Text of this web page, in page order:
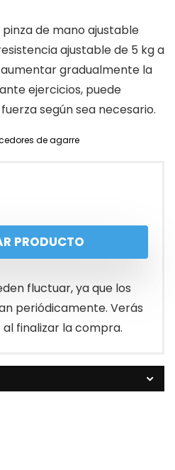
de mano ajustable
ajustable de 5 kg a
gradualmente la
ejercicios, puede
según sea necesario.
de agarre
PRODUCTO
fluctuar, ya que los
periódicamente. Verás
finalizar la compra.